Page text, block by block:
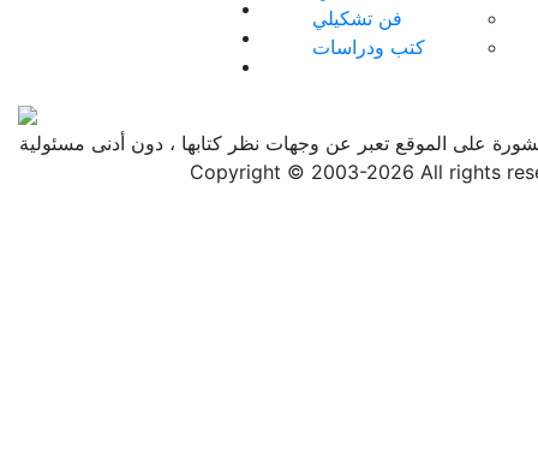
فن تشكيلي
كتب ودراسات
على الموقع تعبر عن وجهات نظر كتابها ، دون أدنى مسئولية